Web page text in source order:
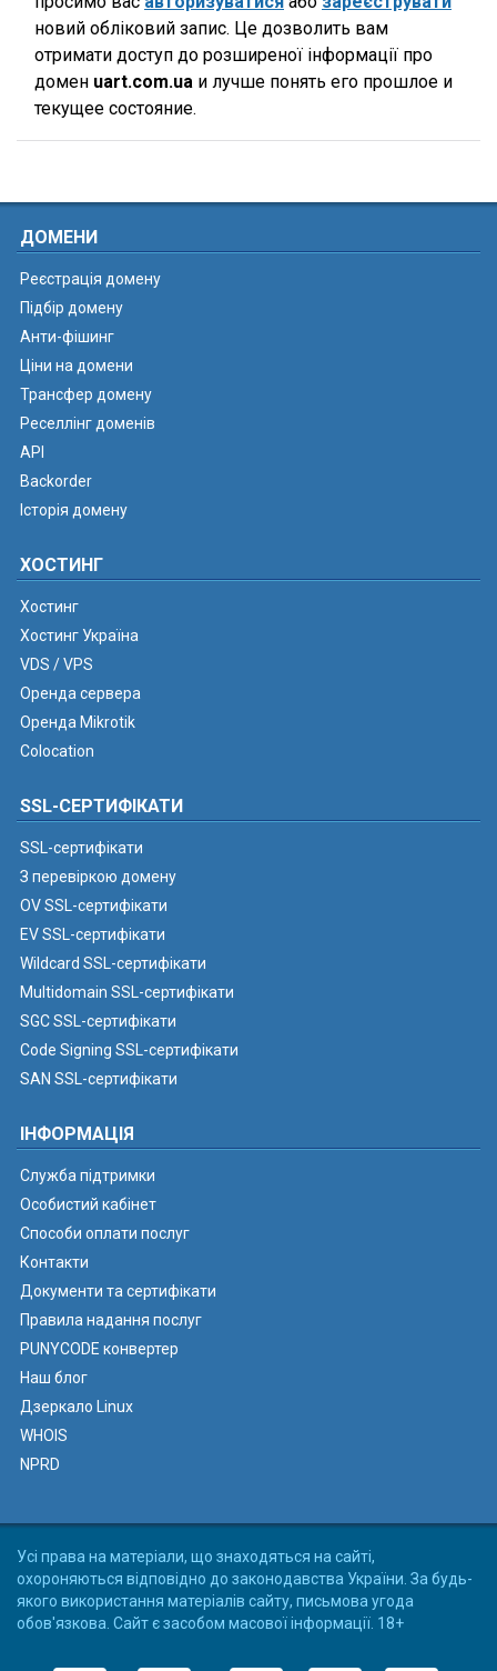
новий обліковий запис. Це дозволить вам
отримати доступ до розширеної інформації про
домен uart.com.ua и лучше понять его прошлое и
текущее состояние.
ДОМЕНИ
Реєстрація домену
Підбір домену
Анти-фішинг
Ціни на домени
Трансфер домену
Реселлінг доменів
API
Backorder
Історія домену
ХОСТИНГ
Хостинг
Хостинг Україна
VDS / VPS
Оренда сервера
Оренда Mikrotik
Colocation
SSL-СЕРТИФІКАТИ
SSL-сертифікати
З перевіркою домену
OV SSL-сертифікати
EV SSL-сертифікати
Wildcard SSL-сертифікати
Multidomain SSL-сертифікати
SGC SSL-сертифікати
Code Signing SSL-сертифікати
SAN SSL-сертифікати
ІНФОРМАЦІЯ
Служба підтримки
Особистий кабінет
Способи оплати послуг
Контакти
Документи та сертифікати
Правила надання послуг
PUNYCODE конвертер
Наш блог
Дзеркало Linux
WHOIS
NPRD
Усі права на матеріали, що знаходяться на сайті,
охороняються відповідно до законодавства України. За будь-
якого використання матеріалів сайту, письмова угода
обов'язкова. Сайт є засобом масової інформації. 18+